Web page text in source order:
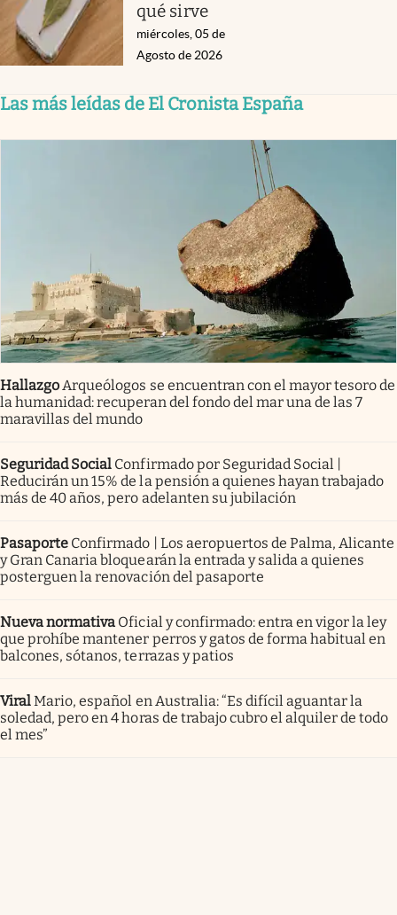
qué sirve
miércoles, 05 de
Agosto de 2026
Las más leídas de El Cronista España
HallazgoArqueólogos se encuentran con el mayor tesoro de
la humanidad: recuperan del fondo del mar una de las 7
maravillas del mundo
Seguridad Social Confirmado por Seguridad Social |
Reducirán un 15% de la pensión a quienes hayan trabajado
más de 40 años, pero adelanten su jubilación
Pasaporte Confirmado | Los aeropuertos de Palma, Alicante
y Gran Canaria bloquearán la entrada y salida a quienes
posterguen la renovación del pasaporte
Nueva normativa Oficial y confirmado: entra en vigor la ley
que prohíbe mantener perros y gatos de forma habitual en
balcones, sótanos, terrazas y patios
ViralMario, español en Australia: “Es difícil aguantar la
soledad, pero en 4 horas de trabajo cubro el alquiler de todo
el mes”